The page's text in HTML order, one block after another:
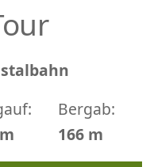
Bergab:
166 m